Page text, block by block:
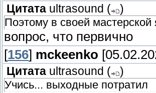
Цитата ultrasound (
)
Поэтому в своей
вопрос, что первично
[156] mckeenko
Цитата ultrasound (
)
Учись... выходные потратил